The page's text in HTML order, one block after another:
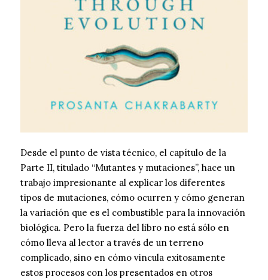
Desde el punto de vista técnico, el capítulo de la
Parte II, titulado “Mutantes y mutaciones”, hace un
trabajo impresionante al explicar los diferentes
tipos de mutaciones, cómo ocurren y cómo generan
la variación que es el combustible para la innovación
biológica. Pero la fuerza del libro no está sólo en
cómo lleva al lector a través de un terreno
complicado, sino en cómo vincula exitosamente
estos procesos con los presentados en otros